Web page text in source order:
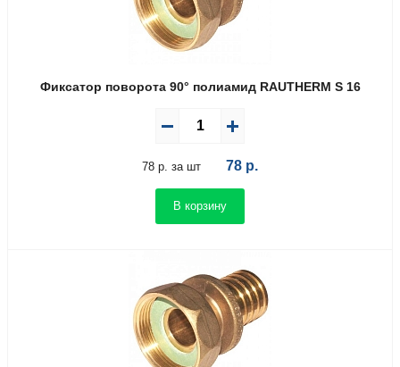
Фиксатор поворота 90° полиамид RAUTHERM S 16
78 р. за шт 78 р.
В корзину